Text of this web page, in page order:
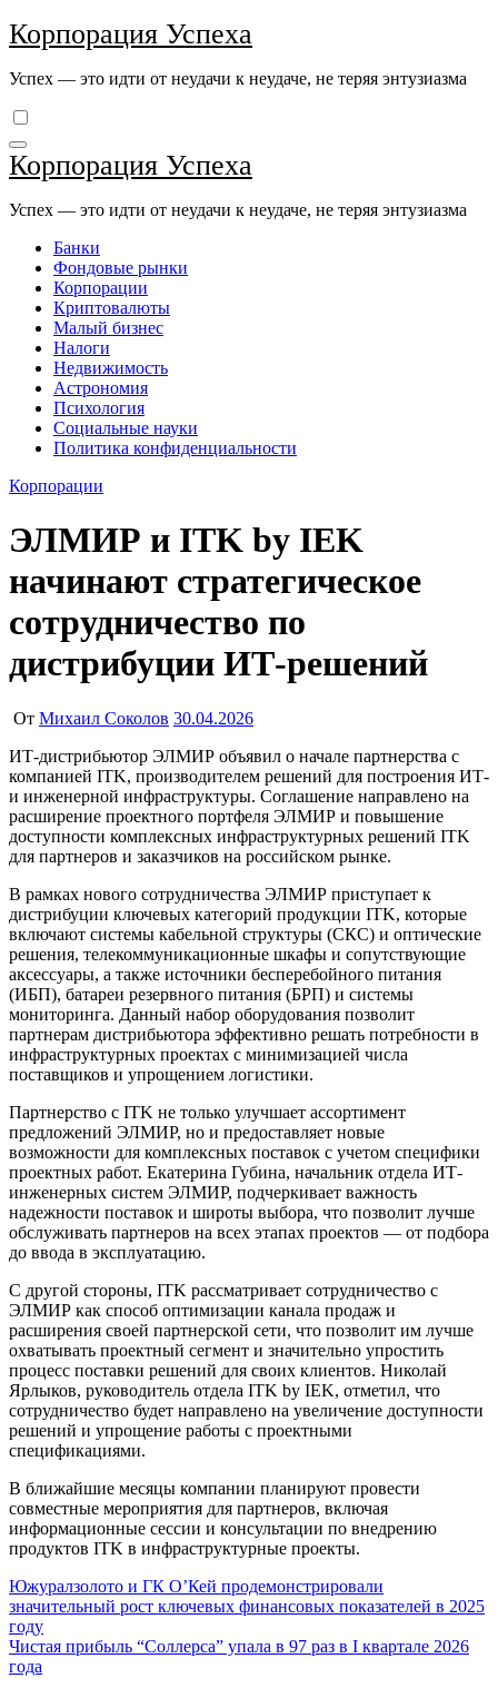
Перейти
к
Корпорация Успеха
Успех — это идти от неудачи к неудаче, не теряя энтузиазма
Корпорация Успеха
Успех — это идти от неудачи к неудаче, не теряя энтузиазма
Банки
Фондовые рынки
Корпорации
Криптовалюты
Малый бизнес
Налоги
Недвижимость
Астрономия
Психология
Социальные науки
Политика конфиденциальности
Корпорации
ЭЛМИР и ITK by IEK
начинают стратегическое
сотрудничество по
дистрибуции ИТ-решений
От Михаил Соколов 30.04.2026
ИТ-дистрибьютор ЭЛМИР объявил о начале партнерства с
компанией ITK, производителем решений для построения ИТ-
и инженерной инфраструктуры. Соглашение направлено на
расширение проектного портфеля ЭЛМИР и повышение
доступности комплексных инфраструктурных решений ITK
для партнеров и заказчиков на российском рынке.
В рамках нового сотрудничества ЭЛМИР приступает к
дистрибуции ключевых категорий продукции ITK, которые
включают системы кабельной структуры (СКС) и оптические
решения, телекоммуникационные шкафы и сопутствующие
аксессуары, а также источники бесперебойного питания
(ИБП), батареи резервного питания (БРП) и системы
мониторинга. Данный набор оборудования позволит
партнерам дистрибьютора эффективно решать потребности в
инфраструктурных проектах с минимизацией числа
поставщиков и упрощением логистики.
Партнерство с ITK не только улучшает ассортимент
предложений ЭЛМИР, но и предоставляет новые
возможности для комплексных поставок с учетом специфики
проектных работ. Екатерина Губина, начальник отдела ИТ-
инженерных систем ЭЛМИР, подчеркивает важность
надежности поставок и широты выбора, что позволит лучше
обслуживать партнеров на всех этапах проектов — от подбора
до ввода в эксплуатацию.
С другой стороны, ITK рассматривает сотрудничество с
ЭЛМИР как способ оптимизации канала продаж и
расширения своей партнерской сети, что позволит им лучше
охватывать проектный сегмент и значительно упростить
процесс поставки решений для своих клиентов. Николай
Ярлыков, руководитель отдела ITK by IEK, отметил, что
сотрудничество будет направлено на увеличение доступности
решений и упрощение работы с проектными
спецификациями.
В ближайшие месяцы компании планируют провести
совместные мероприятия для партнеров, включая
информационные сессии и консультации по внедрению
продуктов ITK в инфраструктурные проекты.
Навигация
по
записям
Южуралзолото и ГК О’Кей продемонстрировали
значительный рост ключевых финансовых показателей в 2025
году
Чистая прибыль “Соллерса” упала в 97 раз в I квартале 2026
года